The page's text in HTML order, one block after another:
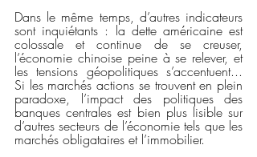
Dans le même temps, d’autres indicateurs
sont inquiétants : la dette américaine est
colossale et continue de se creuser,
l’économie chinoise peine à se relever, et
les tensions géopolitiques s’accentuent...
Si les marchés actions se trouvent en plein
paradoxe, l’impact des politiques des
banques centrales est bien plus lisible sur
d’autres secteurs de l’économie tels que les
marchés obligataires et l’immobilier.